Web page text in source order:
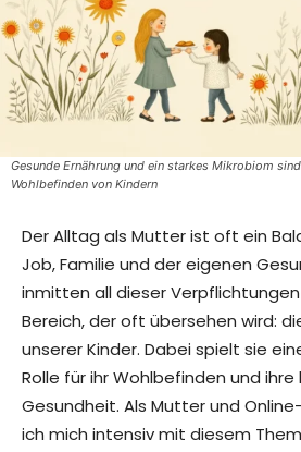
Gesunde Ernährung und ein starkes Mikrobiom
Wohlbefinden von Kindern
Der Alltag als Mutter ist oft ein
Job, Familie und der eigenen
inmitten all dieser
Bereich, der oft übersehen wird:
unserer Kinder. Dabei spielt sie
Rolle für ihr Wohlbefinden und
Gesundheit. Als Mutter und
ich mich intensiv mit diesem